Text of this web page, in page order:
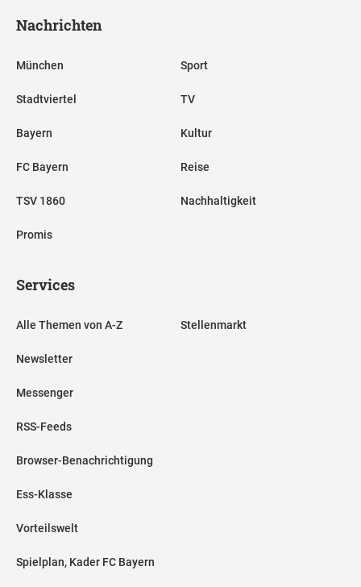
Nachrichten
München
Stadtviertel
Bayern
FC Bayern
TSV 1860
Promis
Sport
TV
Kultur
Reise
Nachhaltigkeit
Services
Alle Themen von A-Z
Newsletter
Messenger
RSS-Feeds
Browser-Benachrichtigung
Ess-Klasse
Vorteilswelt
Spielplan, Kader FC Bayern
Stellenmarkt